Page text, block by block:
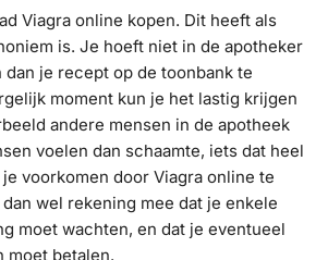
Viagra online kopen. Dit heeft als
is. Je hoeft niet in de apotheker
dan je recept op de toonbank te
moment kun je het lastig krijgen
andere mensen in de apotheek
voelen dan schaamte, iets dat heel
voorkomen door Viagra online te
wel rekening mee dat je enkele
moet wachten, en dat je eventueel
moet betalen.